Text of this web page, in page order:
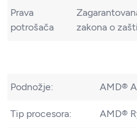
Prava
potrošača
zakona o
Podnožje: AMD®
Tip procesora: AMD®